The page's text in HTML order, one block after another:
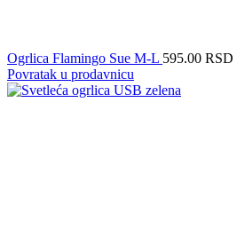
Ogrlica Flamingo Sue M-L 595.00 RSD
Povratak u prodavnicu